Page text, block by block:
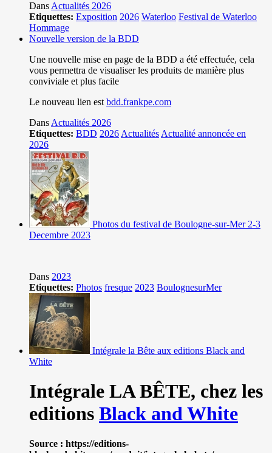
Dans Actualités 2026
Etiquettes: Exposition 2026 Waterloo Festival de Waterloo
Hommage
Nouvelle version de la BDD
Une nouvelle mise en page de la BDD a été effectuée, cela
vous permettra de visualiser les produits de manière plus
conviviale et plus facile
Le nouveau lien est bdd.frankpe.com
Dans Actualités 2026
Etiquettes: BDD 2026 Actualités Actualité annoncée en
2026
Photos du festival de Boulogne-sur-Mer 2-3
Decembre 2023
Dans 2023
Etiquettes: Photos fresque 2023 BoulognesurMer
Intégrale la Bête aux editions Black and
White
Intégrale LA BÊTE, chez les
editions Black and White
Source : https://editions-